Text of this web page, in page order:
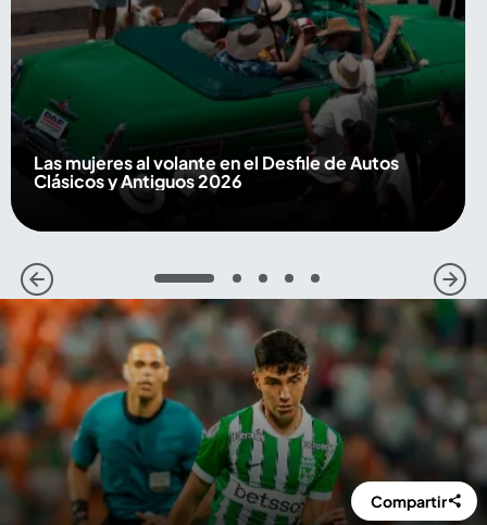
Las mujeres al volante en el Desfile de Autos
Clásicos y Antiguos 2026
1 2 3 4 5
Compartir